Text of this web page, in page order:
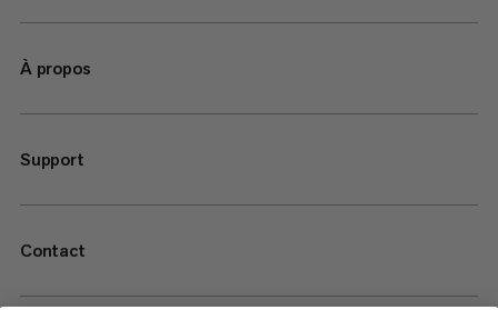
À propos
Support
Contact